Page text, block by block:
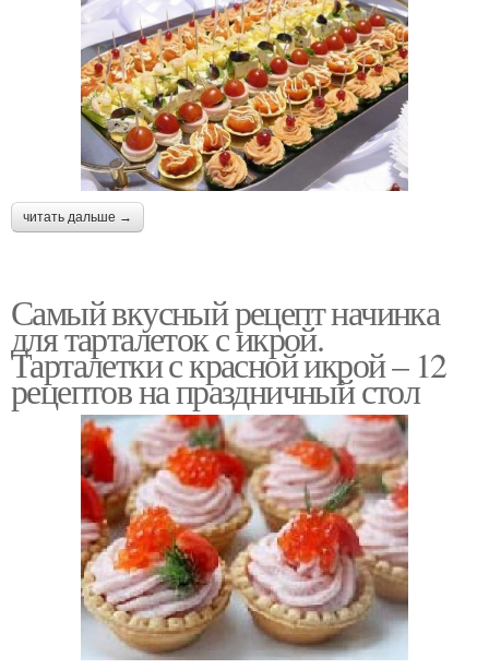
читать дальше →
Самый вкусный рецепт начинка
для тарталеток с икрой.
Тарталетки с красной икрой – 12
рецептов на праздничный стол